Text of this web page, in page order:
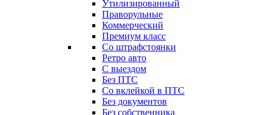
Утилизированный
Праворульные
Коммерческий
Премиум класс
Со штрафстоянки
Ретро авто
С выездом
Без ПТС
Со вклейкой в ПТС
Без документов
Без собственника